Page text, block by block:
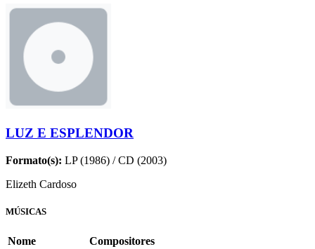
LUZ E ESPLENDOR
Formato(s): LP (1986) / CD (2003)
Elizeth Cardoso
MÚSICAS
Nome
Compositores